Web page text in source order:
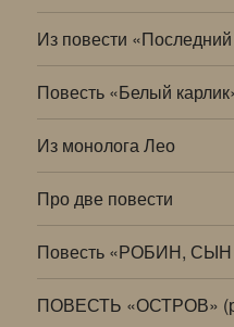
Из повести
Повесть «Белый
Из монолога Лео
Про две повести
Повесть «РОБИН,
ПОВЕСТЬ «ОСТРОВ»